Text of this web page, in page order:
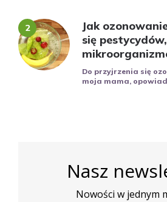
Jak
się pestycydów,
Do przyjrzenia się
moja mama,
Nasz
Nowości w jednym